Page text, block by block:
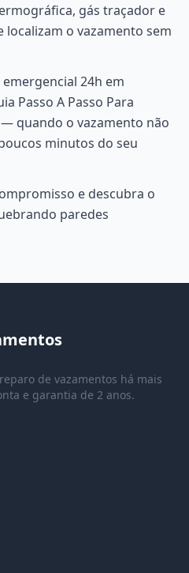
gás traçador e
o vazamento sem
24h em
Passo A Passo Para
quando o vazamento não
minutos do seu
e descubra o
paredes
de vazamentos há mais
e garantia de 2 anos.